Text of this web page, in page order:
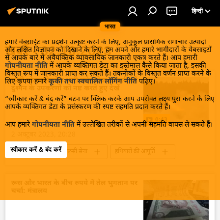
भारत
हिन्दी
हमारे वेबसाईट का प्रदर्शन उत्कृष्ट करने के लिए, अनुकूल प्रासंगिक समाचार उत्पादों
और लक्षित विज्ञापन को दिखाने के लिए, हम अपने और हमारे भागीदारों के वेबसाइटों
से आपके बारे में अवैयक्तिक व्यावसायिक जानकारी एकत्र करते हैं। आप हमारी
गोपनीयता नीति में आपके व्यक्तिगत डेटा का इस्तेमाल कैसे किया जाता है, इसकी
विस्तृत रूप में जानकारी प्राप्त कर सकते हैं। तकनीकों के विस्तृत वर्णन प्राप्त करने के
लिए कृपया हमारे कूकी तथा स्वचालित लॉगिंग नीति पढ़िए।
“स्वीकार करें & बंद करें” बटन पर क्लिक करके आप उपरोक्त लक्ष्य पुरा करने के लिए
आपके व्यक्तिगत डेटा के प्रसंस्करण की स्पष्ट सहमति प्रदान करते हैं।
आप हमारे गोपनीयता नीति में उल्लेखित तरीकों से अपनी सहमति वापस ले सकते हैं।
स्वीकार करें & बंद करें
खबरें - 02.10.2023
रूसी सोलनत्सेप्योक भारी फ्लेमेथ्रोवर प्रणाली को
दुश्मन के उपकरणों को नष्ट करते हुए देखें
0:43
यूक्रेन संकट रूसी सेना
हथियारों की आपूर्ति
सैन्य सहायता